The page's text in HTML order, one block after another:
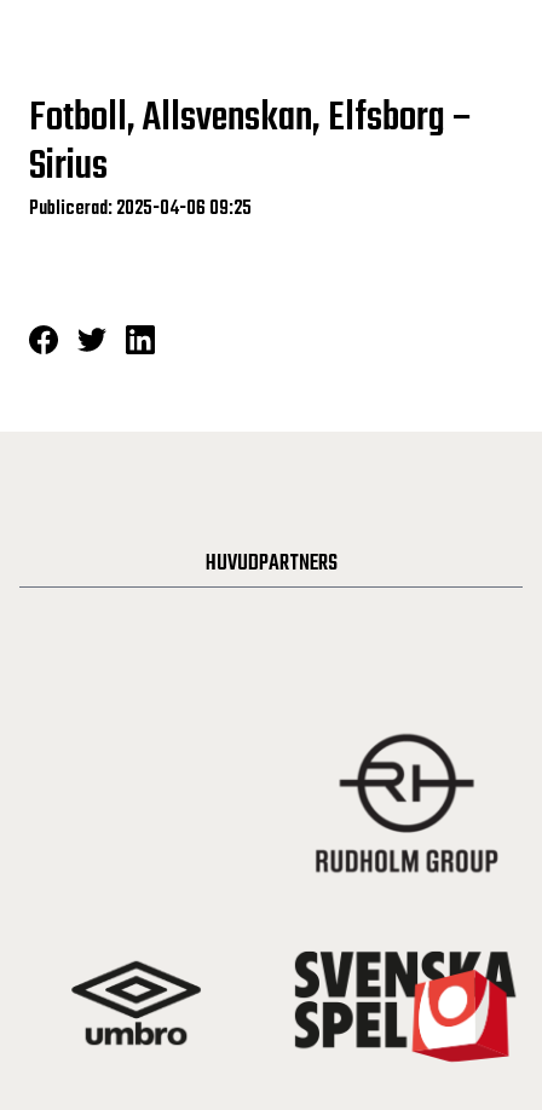
Fotboll, Allsvenskan, Elfsborg –
Sirius
Publicerad: 2025-04-06 09:25
HUVUDPARTNERS